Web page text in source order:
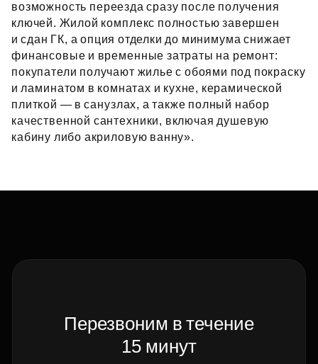
возможность переезда сразу после получения
ключей. Жилой комплекс полностью завершен
и сдан ГК, а опция отделки до минимума снижает
финансовые и временные затраты на ремонт:
покупатели получают жилье с обоями под покраску
и ламинатом в комнатах и кухне, керамической
плиткой — в санузлах, а также полный набор
качественной сантехники, включая душевую
кабину либо акриловую ванну».
Перезвоним в течение
15 минут